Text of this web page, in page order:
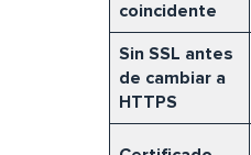
coincidente
Sin SSL antes
de cambiar a
HTTPS